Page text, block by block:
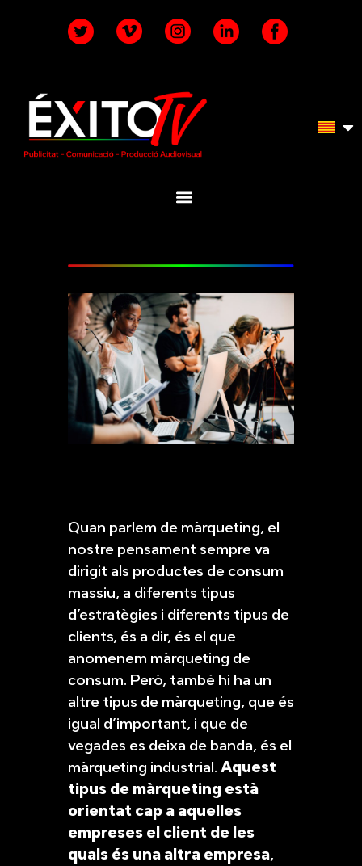
Quan parlem de màrqueting, el
nostre pensament sempre va
dirigit als productes de consum
massiu, a diferents tipus
d’estratègies i diferents tipus de
clients, és a dir, és el que
anomenem màrqueting de
consum. Però, també hi ha un
altre tipus de màrqueting, que és
igual d’important, i que de
vegades es deixa de banda, és el
màrqueting industrial. Aquest
tipus de màrqueting està
orientat cap a aquelles
empreses el client de les
quals és una altra empresa,